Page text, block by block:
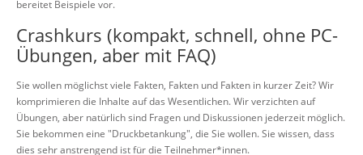
bereitet Beispiele vor.
Crashkurs (kompakt, schnell, ohne PC-
Übungen, aber mit FAQ)
Sie wollen möglichst viele Fakten, Fakten und Fakten in kurzer Zeit? Wir
komprimieren die Inhalte auf das Wesentlichen. Wir verzichten auf
Übungen, aber natürlich sind Fragen und Diskussionen jederzeit möglich.
Sie bekommen eine "Druckbetankung", die Sie wollen. Sie wissen, dass
dies sehr anstrengend ist für die Teilnehmer*innen.